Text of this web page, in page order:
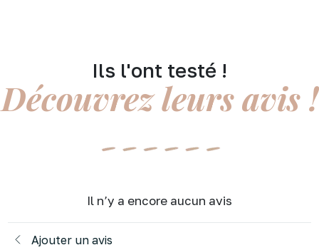
Ils l'ont testé !
Découvrez leurs avis !
Il n’y a encore aucun avis
Ajouter un avis